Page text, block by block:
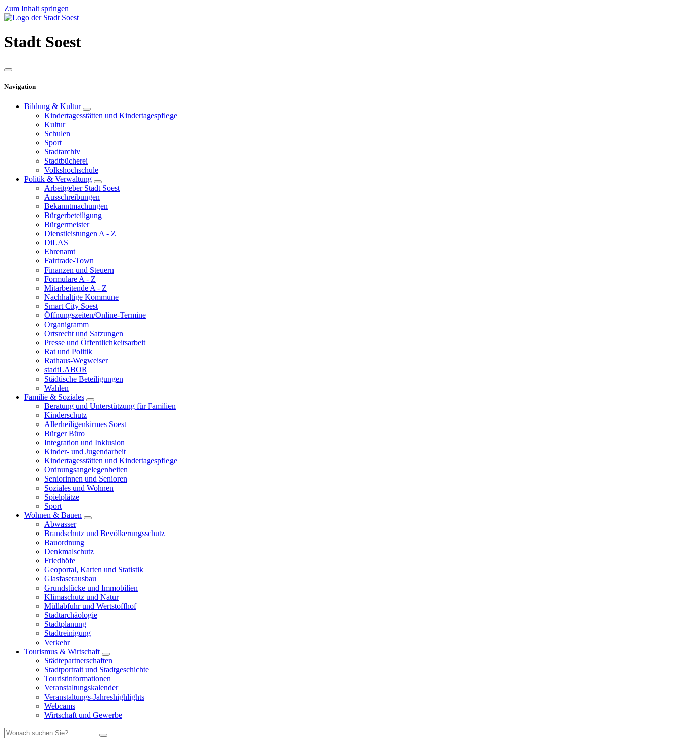
Zum Inhalt springen
Stadt Soest
Navigation
Bildung & Kultur
Kindertagesstätten und Kindertagespflege
Kultur
Schulen
Sport
Stadtarchiv
Stadtbücherei
Volkshochschule
Politik & Verwaltung
Arbeitgeber Stadt Soest
Ausschreibungen
Bekanntmachungen
Bürgerbeteiligung
Bürgermeister
Dienstleistungen A - Z
DiLAS
Ehrenamt
Fairtrade-Town
Finanzen und Steuern
Formulare A - Z
Mitarbeitende A - Z
Nachhaltige Kommune
Smart City Soest
Öffnungszeiten/Online-Termine
Organigramm
Ortsrecht und Satzungen
Presse und Öffentlichkeitsarbeit
Rat und Politik
Rathaus-Wegweiser
stadtLABOR
Städtische Beteiligungen
Wahlen
Familie & Soziales
Beratung und Unterstützung für Familien
Kinderschutz
Allerheiligenkirmes Soest
Bürger Büro
Integration und Inklusion
Kinder- und Jugendarbeit
Kindertagesstätten und Kindertagespflege
Ordnungsangelegenheiten
Seniorinnen und Senioren
Soziales und Wohnen
Spielplätze
Sport
Wohnen & Bauen
Abwasser
Brandschutz und Bevölkerungsschutz
Bauordnung
Denkmalschutz
Friedhöfe
Geoportal, Karten und Statistik
Glasfaserausbau
Grundstücke und Immobilien
Klimaschutz und Natur
Müllabfuhr und Wertstoffhof
Stadtarchäologie
Stadtplanung
Stadtreinigung
Verkehr
Tourismus & Wirtschaft
Städtepartnerschaften
Stadtportrait und Stadtgeschichte
Touristinformationen
Veranstaltungskalender
Veranstaltungs-Jahreshighlights
Webcams
Wirtschaft und Gewerbe